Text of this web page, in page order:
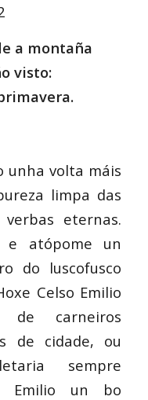
a montaña
visto:
unha volta máis
limpa das
eternas.
e atópome un
do luscofusco
Celso Emilio
de carneiros
de cidade, ou
sempre
Emilio un bo